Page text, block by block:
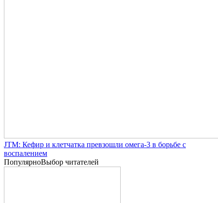
JTM: Кефир и клетчатка превзошли омега-3 в борьбе с
воспалением
ПопулярноВыбор читателей